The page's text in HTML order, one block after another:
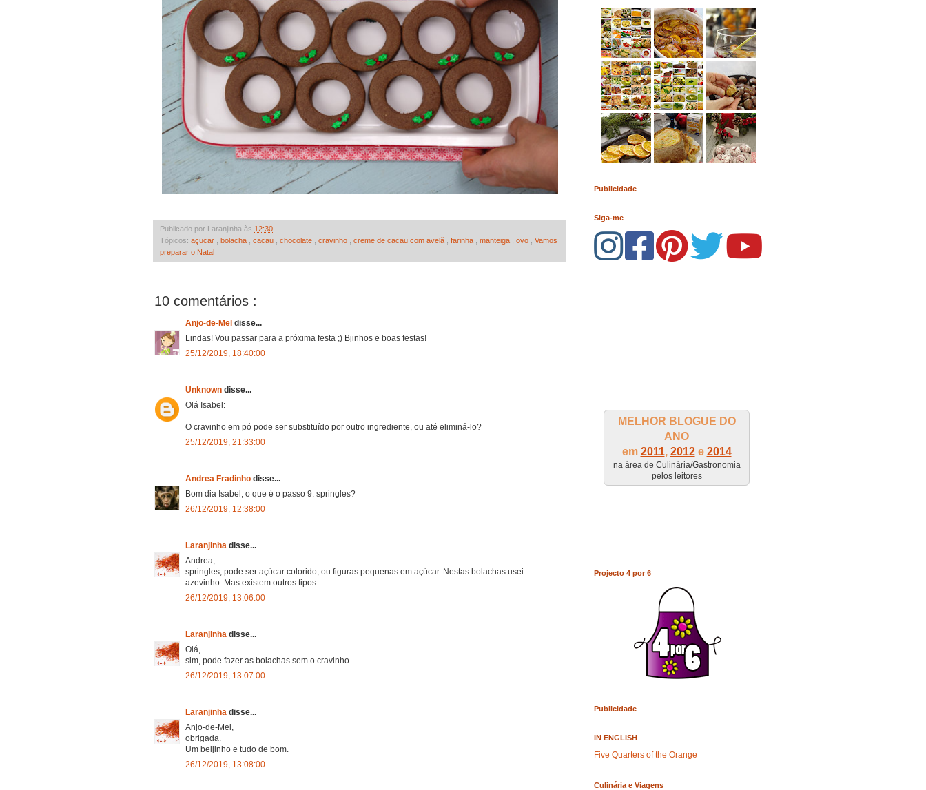
Publicado por Laranjinha às 12:30
Tópicos: açucar bolacha cacau chocolate cravinho creme de cacau com avelã farinha manteiga ovo
Vamos
preparar o Natal
10 comentários :
Anjo-de-Mel disse...
Lindas! Vou passar para a próxima festa ;) Bjinhos e boas festas!
25/12/2019, 18:40:00
Unknown disse...
Olá Isabel:
O cravinho em pó pode ser substituído por outro ingrediente, ou até eliminá-lo?
25/12/2019, 21:33:00
Andrea Fradinho disse...
Bom dia Isabel, o que é o passo 9. springles?
26/12/2019, 12:38:00
Laranjinha disse...
Andrea,
springles, pode ser açúcar colorido, ou figuras pequenas em açúcar. Nestas bolachas usei
azevinho. Mas existem outros tipos.
26/12/2019, 13:06:00
Laranjinha disse...
Olá,
sim, pode fazer as bolachas sem o cravinho.
26/12/2019, 13:07:00
Laranjinha disse...
Anjo-de-Mel,
obrigada.
Um beijinho e tudo de bom.
26/12/2019, 13:08:00
Publicidade
Siga-me
MELHOR BLOGUE DO
ANO
em 2011, 2012e 2014
na área de Culinária/Gastronomia
pelos leitores
Projecto 4 por 6
Publicidade
IN ENGLISH
Five Quarters of the Orange
Culinária e Viagens